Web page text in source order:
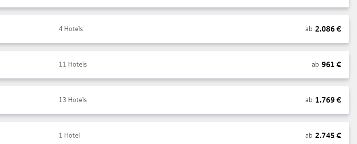
4 Hotels ab 2.086€
11 Hotels ab 961 €
13 Hotels ab 1.769€
1 Hotel ab 2.745 €